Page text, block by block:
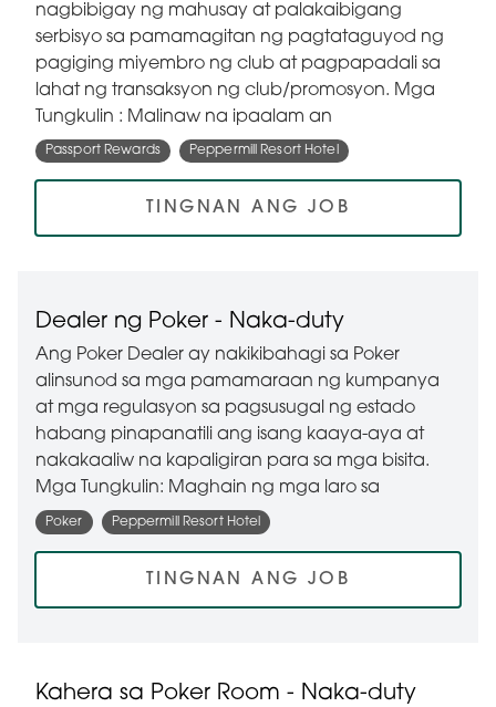
nagbibigay ng mahusay at palakaibigang
serbisyo sa pamamagitan ng pagtataguyod ng
pagiging miyembro ng club at pagpapadali sa
lahat ng transaksyon ng club/promosyon. Mga
Tungkulin : Malinaw na ipaalam an
Passport Rewards Peppermill Resort Hotel
TINGNAN ANG JOB
Dealer ng Poker - Naka-duty
Ang Poker Dealer ay nakikibahagi sa Poker
alinsunod sa mga pamamaraan ng kumpanya
at mga regulasyon sa pagsusugal ng estado
habang pinapanatili ang isang kaaya-aya at
nakakaaliw na kapaligiran para sa mga bisita.
Mga Tungkulin: Maghain ng mga laro sa
Poker Peppermill Resort Hotel
TINGNAN ANG JOB
Kahera sa Poker Room - Naka-duty